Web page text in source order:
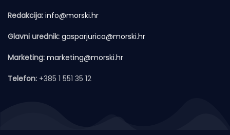
Redakcija: info@morski.hr
Glavni urednik: gasparjurica@morski.hr
Marketing: marketing@morski.hr
Telefon: +385 1 551 35 12